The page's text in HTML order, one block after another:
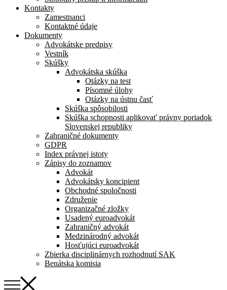
Kontakty
Zamestnanci
Kontaktné údaje
Dokumenty
Advokátske predpisy
Vestník
Skúšky
Advokátska skúška
Otázky na test
Písomné úlohy
Otázky na ústnu časť
Skúška spôsobilosti
Skúška schopnosti aplikovať právny poriadok
Slovenskej republiky
Zahraničné dokumenty
GDPR
Index právnej istoty
Zápisy do zoznamov
Advokát
Advokátsky koncipient
Obchodné spoločnosti
Združenie
Organizačné zložky
Usadený euroadvokát
Zahraničný advokát
Medzinárodný advokát
Hosťujúci euroadvokát
Zbierka disciplinárnych rozhodnutí SAK
Benátska komisia